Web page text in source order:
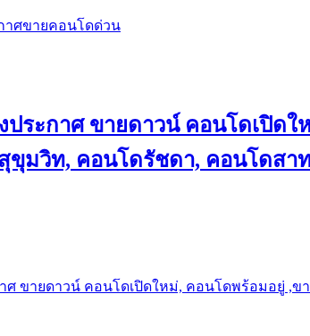
าศขายคอนโดด่วน
ประกาศ ขายดาวน์ คอนโดเปิด
ขุมวิท, คอนโดรัชดา, คอนโดสา
ศ ขายดาวน์ คอนโดเปิดใหม่, คอนโดพร้อมอยู่ ,